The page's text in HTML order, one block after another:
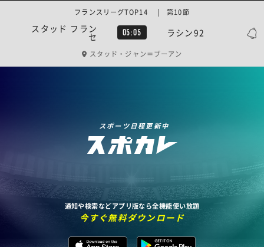
スタッド フラン
セ 05:05 ラシン92
フランスリーグTOP14 | 第10節
スタッド・ジャン＝ブーアン
スポーツ日程更新中
通知や検索などアプリ版なら全機能使い放題
今すぐ無料ダウンロード